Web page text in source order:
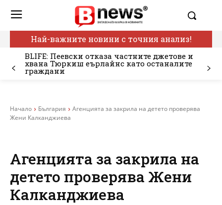
Най-важните новини с точния анализ!
BLIFE: Пеевски отказа частните джетове и
хвана Тюркиш еърлайнс като останалите
граждани
Начало България
Агенцията за закрила на детето проверява
Жени Калканджиева
Агенцията за закрила на
детето проверява Жени
Калканджиева